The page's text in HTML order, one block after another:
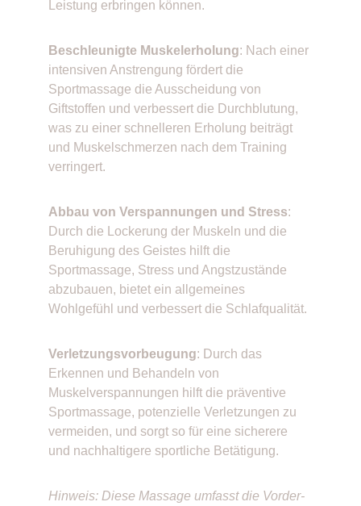
Leistung erbringen können.
Beschleunigte Muskelerholung: Nach einer
intensiven Anstrengung fördert die
Sportmassage die Ausscheidung von
Giftstoffen und verbessert die Durchblutung,
was zu einer schnelleren Erholung beiträgt
und Muskelschmerzen nach dem Training
verringert.
Abbau von Verspannungen und Stress:
Durch die Lockerung der Muskeln und die
Beruhigung des Geistes hilft die
Sportmassage, Stress und Angstzustände
abzubauen, bietet ein allgemeines
Wohlgefühl und verbessert die Schlafqualität.
Verletzungsvorbeugung: Durch das
Erkennen und Behandeln von
Muskelverspannungen hilft die präventive
Sportmassage, potenzielle Verletzungen zu
vermeiden, und sorgt so für eine sicherere
und nachhaltigere sportliche Betätigung.
Hinweis: Diese Massage umfasst die Vorder-